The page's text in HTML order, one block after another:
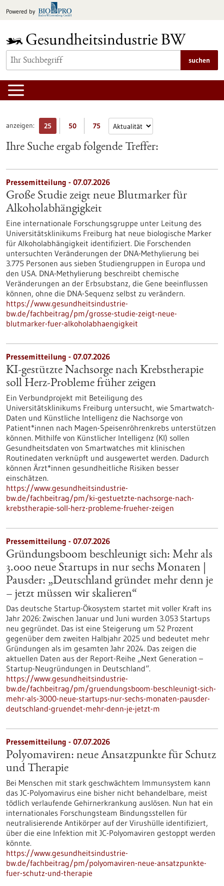
Inhalt
Powered by
suchen
anzeigen: 25 50 75
Ihre Suche ergab folgende Treffer:
Pressemitteilung - 07.07.2026
Große Studie zeigt neue Blutmarker für
Alkoholabhängigkeit
Eine internationale Forschungsgruppe unter Leitung des
Universitätsklinikums Freiburg hat neue biologische Marker
für Alkoholabhängigkeit identifiziert. Die Forschenden
untersuchten Veränderungen der DNA-Methylierung bei
3.775 Personen aus sieben Studiengruppen in Europa und
den USA. DNA-Methylierung beschreibt chemische
Veränderungen an der Erbsubstanz, die Gene beeinflussen
können, ohne die DNA-Sequenz selbst zu verändern.
https://www.gesundheitsindustrie-
bw.de/fachbeitrag/pm/grosse-studie-zeigt-neue-
blutmarker-fuer-alkoholabhaengigkeit
Pressemitteilung - 07.07.2026
KI-gestützte Nachsorge nach Krebstherapie
soll Herz-Probleme früher zeigen
Ein Verbundprojekt mit Beteiligung des
Universitätsklinikums Freiburg untersucht, wie Smartwatch-
Daten und Künstliche Intelligenz die Nachsorge von
Patient*innen nach Magen-Speisenröhrenkrebs unterstützen
können. Mithilfe von Künstlicher Intelligenz (KI) sollen
Gesundheitsdaten von Smartwatches mit klinischen
Routinedaten verknüpft und ausgewertet werden. Dadurch
können Ärzt*innen gesundheitliche Risiken besser
einschätzen.
https://www.gesundheitsindustrie-
bw.de/fachbeitrag/pm/ki-gestuetzte-nachsorge-nach-
krebstherapie-soll-herz-probleme-frueher-zeigen
Pressemitteilung - 07.07.2026
Gründungsboom beschleunigt sich: Mehr als
3.000 neue Startups in nur sechs Monaten |
Pausder: „Deutschland gründet mehr denn je
– jetzt müssen wir skalieren“
Das deutsche Startup-Ökosystem startet mit voller Kraft ins
Jahr 2026: Zwischen Januar und Juni wurden 3.053 Startups
neu gegründet. Das ist eine Steigerung um 52 Prozent
gegenüber dem zweiten Halbjahr 2025 und bedeutet mehr
Gründungen als im gesamten Jahr 2024. Das zeigen die
aktuellen Daten aus der Report-Reihe „Next Generation –
Startup-Neugründungen in Deutschland“.
https://www.gesundheitsindustrie-
bw.de/fachbeitrag/pm/gruendungsboom-beschleunigt-sich-
mehr-als-3000-neue-startups-nur-sechs-monaten-pausder-
deutschland-gruendet-mehr-denn-je-jetzt-m
Pressemitteilung - 07.07.2026
Polyomaviren: neue Ansatzpunkte für Schutz
und Therapie
Bei Menschen mit stark geschwächtem Immunsystem kann
das JC-Polyomavirus eine bisher nicht behandelbare, meist
tödlich verlaufende Gehirnerkrankung auslösen. Nun hat ein
internationales Forschungsteam Bindungsstellen für
neutralisierende Antikörper auf der Virushülle identifiziert,
über die eine Infektion mit JC-Polyomaviren gestoppt werden
könnte.
https://www.gesundheitsindustrie-
bw.de/fachbeitrag/pm/polyomaviren-neue-ansatzpunkte-
fuer-schutz-und-therapie